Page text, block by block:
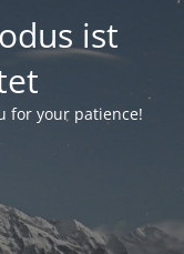
ist
for your patience!